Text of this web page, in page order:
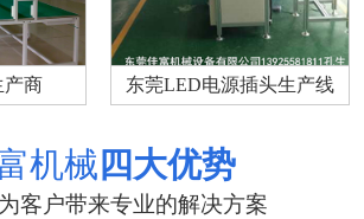
产商 东莞LED电源插头生产线
机械 四大优势
客户带来专业的解决方案